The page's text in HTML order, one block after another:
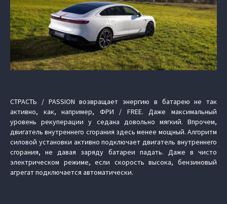
СТРАСТЬ / PASSION возвращает энергию в батарею не так
активно, как, например, ФРИ / FREE. Даже максимальный
уровень рекуперации у седана довольно мягкий. Впрочем,
двигатель внутреннего сгорания здесь менее мощный. Алгоритм
силовой установки активно подключает двигатель внутреннего
сгорания, не давая заряду батареи падать. Даже в чисто
электрическом режиме, если скорость высока, бензиновый
агрегат подключается автоматически.